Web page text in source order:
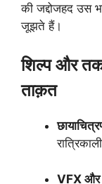
की जद्दोजहद उस
जूझते हैं।
शिल्प और
ताक़त
VFX और